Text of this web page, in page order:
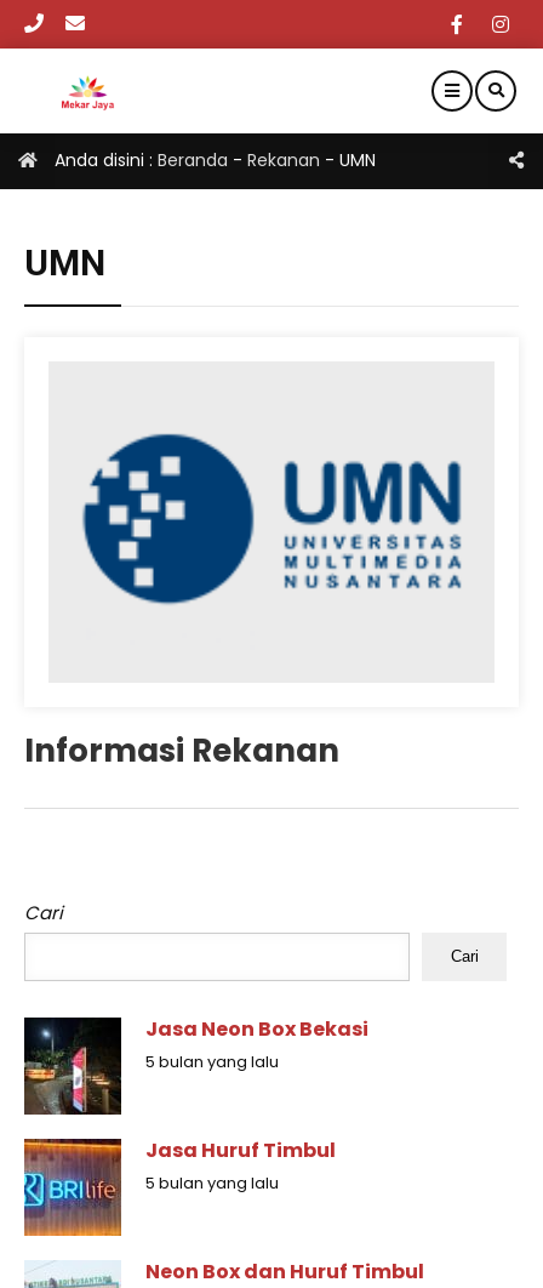
Anda disini : Beranda - Rekanan - UMN
UMN
Informasi Rekanan
Cari
Cari
Jasa Neon Box Bekasi
5 bulan yang lalu
Jasa Huruf Timbul
5 bulan yang lalu
Neon Box dan Huruf Timbul